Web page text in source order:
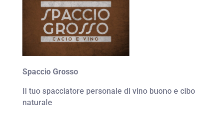
Spaccio Grosso
Il tuo spacciatore personale di vino buono e cibo
naturale